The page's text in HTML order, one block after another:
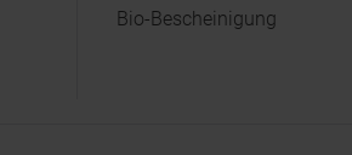
Bio-Bescheinigung